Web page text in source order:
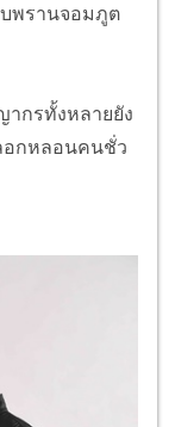
พรานจอมภูต
กรทั้งหลายยัง
อกหลอนคนชั่ว